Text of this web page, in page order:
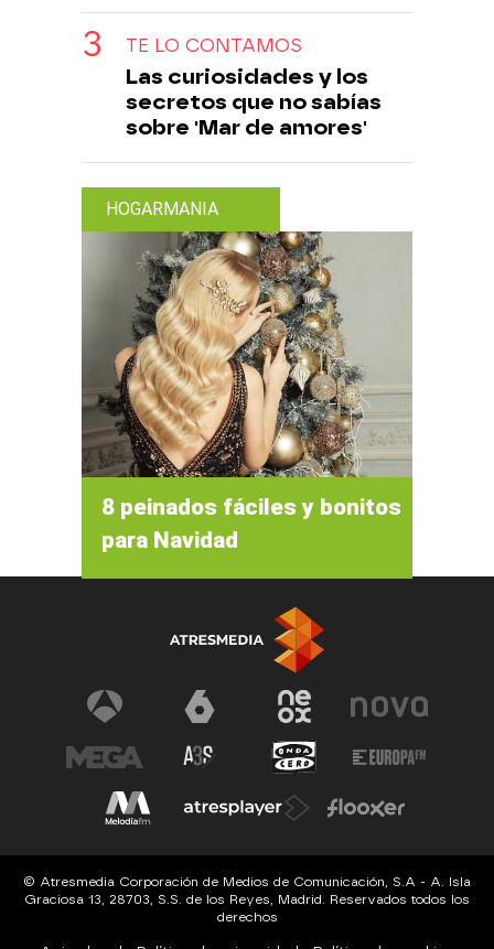
TE LO CONTAMOS
Las curiosidades y los
secretos que no sabías
sobre 'Mar de amores'
HOGARMANIA
8 peinados fáciles y bonitos
para Navidad
© Atresmedia Corporación de Medios de Comunicación, S.A - A. Isla
Graciosa 13, 28703, S.S. de los Reyes, Madrid. Reservados todos los
derechos